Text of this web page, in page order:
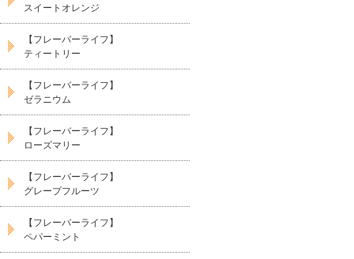
スイートオレンジ
【フレーバーライフ】
ティートリー
【フレーバーライフ】
ゼラニウム
【フレーバーライフ】
ローズマリー
【フレーバーライフ】
グレープフルーツ
【フレーバーライフ】
ペパーミント